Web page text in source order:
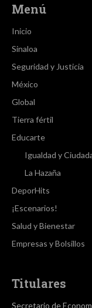
Menú
Inicio
Sinaloa
Seguridad y Justicia
México
Global
Tierra fértil
Educarte
Igualdad y
La Hazaña
DeporHits
¡Escenarios!
Salud y Bienestar
Empresas y Bolsillos
Titulares
Secretario de